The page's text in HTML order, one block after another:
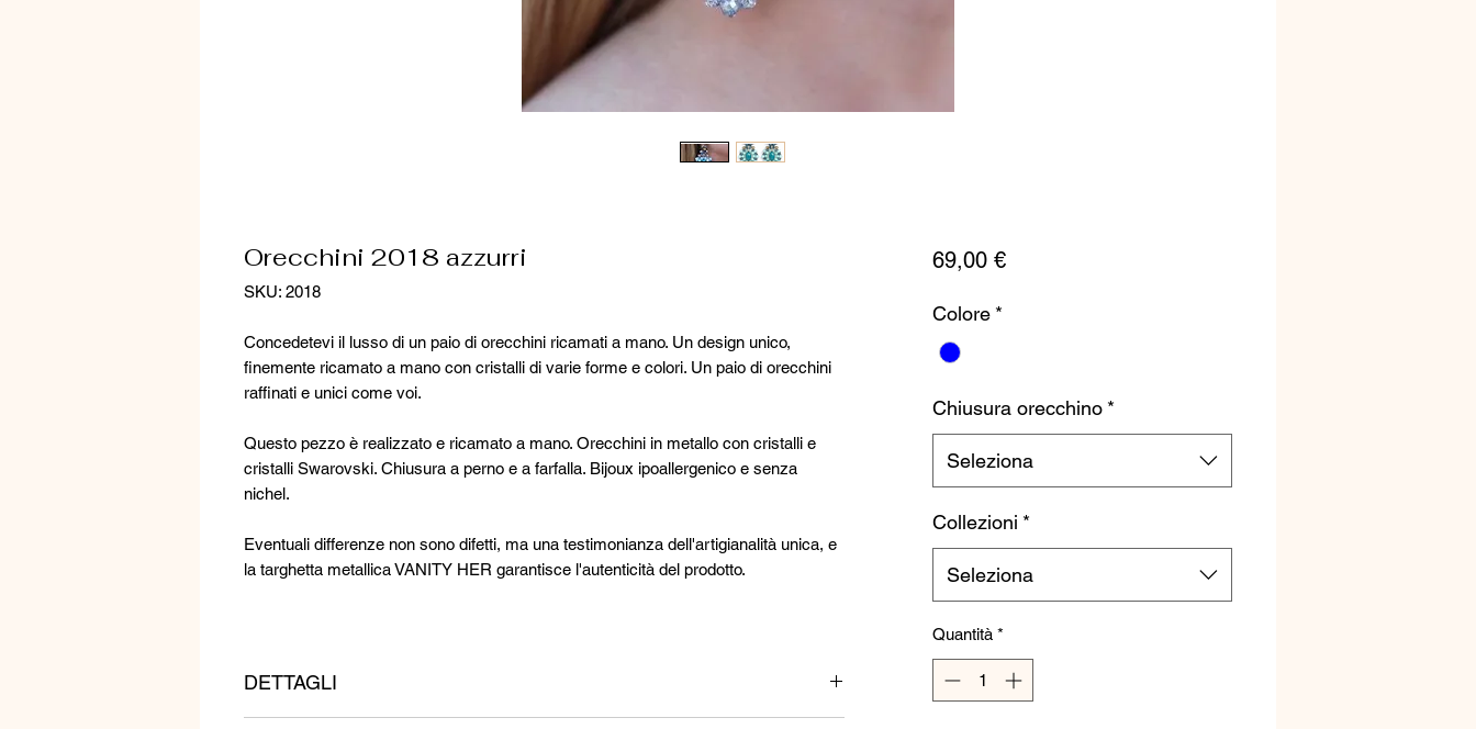
Orecchini 2018 azzurri
SKU: 2018
Concedetevi il lusso di un paio di orecchini ricamati a mano. Un design unico,
finemente ricamato a mano con cristalli di varie forme e colori. Un paio di orecchini
raffinati e unici come voi.
Questo pezzo è realizzato e ricamato a mano. Orecchini in metallo con cristalli e
cristalli Swarovski. Chiusura a perno e a farfalla. Bijoux ipoallergenico e senza
nichel.
Eventuali differenze non sono difetti, ma una testimonianza dell'artigianalità unica, e
la targhetta metallica VANITY HER garantisce l'autenticità del prodotto.
DETTAGLI
69,00 €Prezzo
Colore *
Chiusura orecchino *
Seleziona
Collezioni *
Seleziona
Quantità *